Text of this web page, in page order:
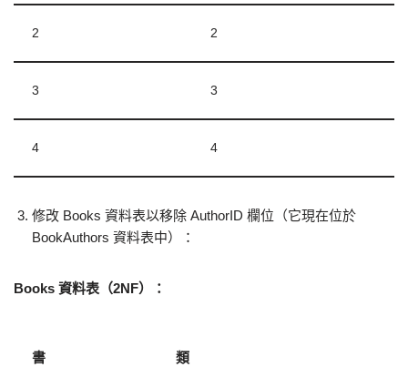
2 2
3 3
4 4
修改 Books 資料表以移除 AuthorID 欄位（它現在位於
BookAuthors 資料表中）：
Books 資料表（2NF）：
書
類